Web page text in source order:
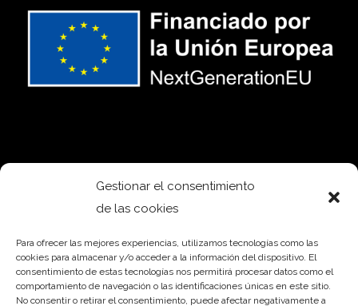
Gestionar el consentimiento
de las cookies
Para ofrecer las mejores experiencias, utilizamos tecnologías como las
cookies para almacenar y/o acceder a la información del dispositivo. El
consentimiento de estas tecnologías nos permitirá procesar datos como el
comportamiento de navegación o las identificaciones únicas en este sitio.
No consentir o retirar el consentimiento, puede afectar negativamente a